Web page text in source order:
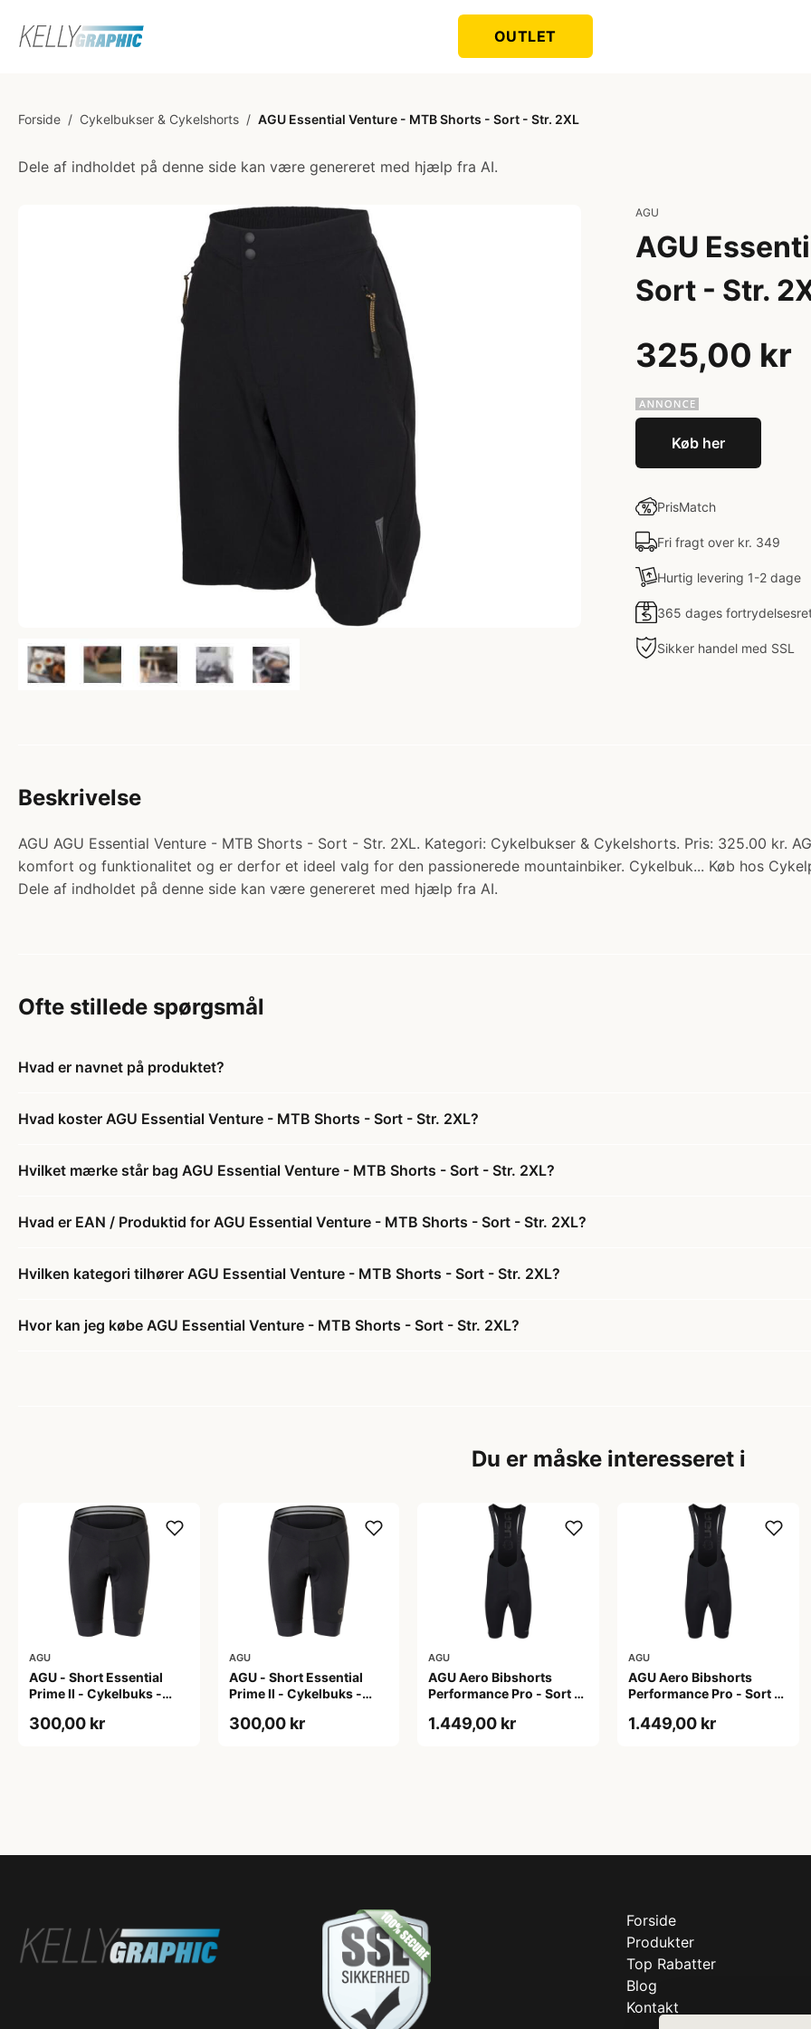
OUTLET
Forside / Cykelbukser & Cykelshorts / AGU Essential Venture - MTB Shorts - Sort - Str. 2XL
Dele af indholdet på denne side kan være genereret med hjælp fra AI.
AGU
AGU
Sort - Str.
325,00 kr
Køb her
PrisMatch
Fri fragt over kr. 349
Hurtig levering 1-2 dage
365 dages
Sikker handel med SSL
Beskrivelse
AGU AGU Essential Venture - MTB Shorts - Sort - Str. 2XL. Kategori: Cykelbukser & Cykelshorts. Pris: 325.00 kr.
komfort og funktionalitet og er derfor et ideel valg for den passionerede mountainbiker. Cykelbuk... Køb hos
Dele af indholdet på denne side kan være genereret med hjælp fra AI.
Ofte stillede spørgsmål
Hvad er navnet på produktet?
Hvad koster AGU Essential Venture - MTB Shorts - Sort - Str. 2XL?
Hvilket mærke står bag AGU Essential Venture - MTB Shorts - Sort - Str. 2XL?
Hvad er EAN / Produktid for AGU Essential Venture - MTB Shorts - Sort - Str. 2XL?
Hvilken kategori tilhører AGU Essential Venture - MTB Shorts - Sort - Str. 2XL?
Hvor kan jeg købe AGU Essential Venture - MTB Shorts - Sort - Str. 2XL?
Du er måske interesseret i
AGU
AGU - Short Essential
Prime II - Cykelbuks -
300,00 kr
AGU
AGU - Short Essential
Prime II - Cykelbuks -
300,00 kr
AGU
AGU Aero Bibshorts
Performance Pro - Sort -
1.449,00 kr
AGU
AGU Aero Bibshorts
Performance Pro - Sort -
1.449,00 kr
Forside
Produkter
Top Rabatter
Blog
Kontakt